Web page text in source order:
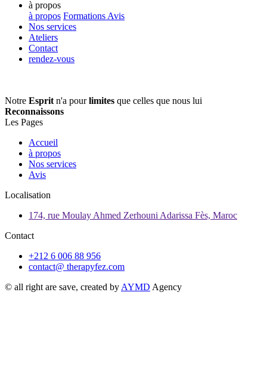
à propos
à propos Formations Avis
Nos services
Ateliers
Contact
rendez-vous
Notre Esprit n'a pourlimites que celles que nous lui
Reconnaissons
Les Pages
Accueil
à propos
Nos services
Avis
Localisation
174, rue Moulay Ahmed Zerhouni Adarissa Fès, Maroc
Contact
+212 6 006 88 956
contact@ therapyfez.com
© all right are save, created by AYMD Agency